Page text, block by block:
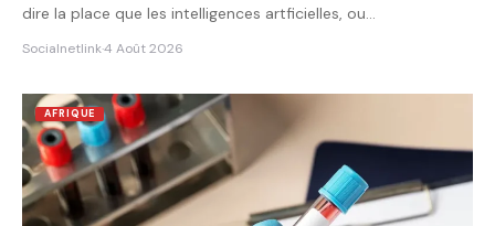
dire la place que les intelligences artficielles, ou…
Socialnetlink·4 Août 2026
AFRIQUE